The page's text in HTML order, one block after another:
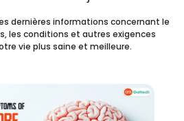
dernières informations concernant le
les conditions et autres exigences
vie plus saine et meilleure.